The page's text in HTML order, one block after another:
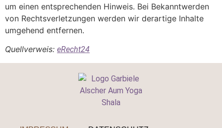
um einen entsprechenden Hinweis. Bei Bekanntwerden
von Rechtsverletzungen werden wir derartige Inhalte
umgehend entfernen.
Quellverweis: eRecht24